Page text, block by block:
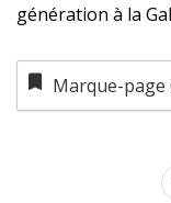
génération à la
Marque-page